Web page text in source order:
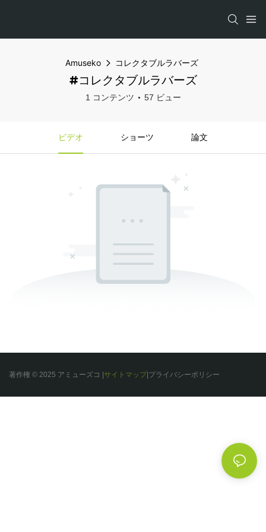
Amuseko コレクタブルラバーズ
#コレクタブルラバーズ
1 コンテンツ 57 ビュー
ビデオ ショーツ 論文
著作権 © 2025 アミューズコ |サイトマップ|プライバシーポリシー